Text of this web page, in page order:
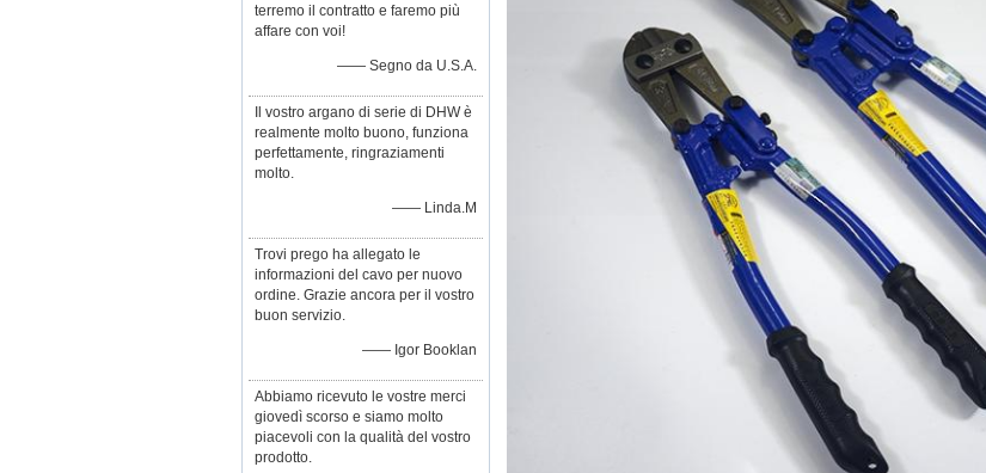
terremo il contratto e faremo più
affare con voi!
—— Segno da U.S.A.
Il vostro argano di serie di DHW è
realmente molto buono, funziona
perfettamente, ringraziamenti
molto.
—— Linda.M
Trovi prego ha allegato le
informazioni del cavo per nuovo
ordine. Grazie ancora per il vostro
buon servizio.
—— Igor Booklan
Abbiamo ricevuto le vostre merci
giovedì scorso e siamo molto
piacevoli con la qualità del vostro
prodotto.